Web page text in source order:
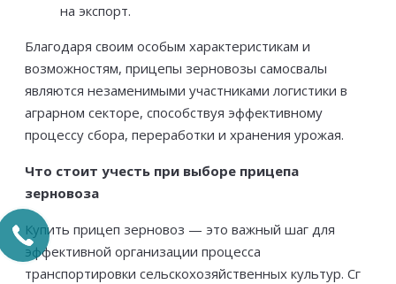
на экспорт.
Благодаря своим особым характеристикам и
возможностям, прицепы зерновозы самосвалы
являются незаменимыми участниками логистики в
аграрном секторе, способствуя эффективному
процессу сбора, переработки и хранения урожая.
Что стоит учесть при выборе прицепа
зерновоза
Купить прицеп зерновоз — это важный шаг для
эффективной организации процесса
транспортировки сельскохозяйственных культур. Сг